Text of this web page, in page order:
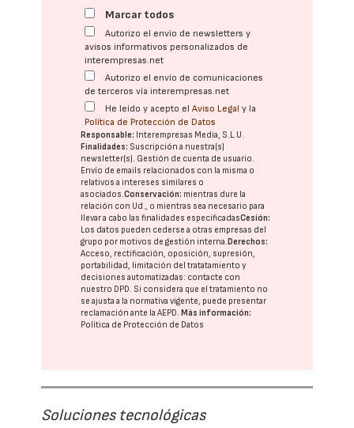
Marcar todos
Autorizo el envío de newsletters y
avisos informativos personalizados de
interempresas.net
Autorizo el envío de comunicaciones
de terceros vía interempresas.net
He leído y acepto elAviso Legal y la
Política de Protección de Datos
Responsable: Interempresas Media, S.L.U.
Finalidades: Suscripción a nuestra(s)
newsletter(s). Gestión de cuenta de usuario.
Envío de emails relacionados con la misma o
relativos a intereses similares o
asociados.Conservación: mientras dure la
relación con Ud., o mientras sea necesario para
llevar a cabo las finalidades especificadasCesión:
Los datos pueden cederse a otras empresas del
grupo por motivos de gestión interna. Derechos:
Acceso, rectificación, oposición, supresión,
portabilidad, limitación del tratatamiento y
decisiones automatizadas: contacte con
nuestro DPD. Si considera que el tratamiento no
se ajusta a la normativa vigente, puede presentar
reclamación ante laAEPD. Más información:
Política de Protección de Datos
Soluciones tecnológicas